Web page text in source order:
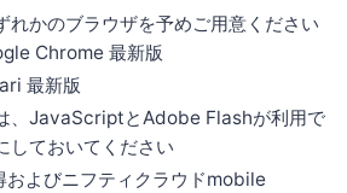
れかのブラウザを予めご用意ください
Chrome 最新版
最新版
、JavaScriptとAdobe Flashが利用で
しておいてください
よびニフティクラウドmobile